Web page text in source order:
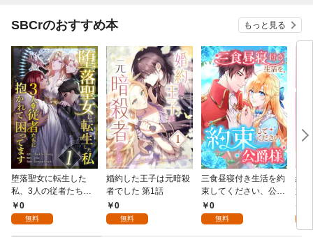
SBCrのおすすめ本 もっと見る
堕落聖女に転生した
私、3人の従者たちに
抱かれて困ってます 第
1話
0
無料
婚約した王子は元暗殺
者でした 第1話
0
無料
三食昼寝付き生活を約
束してください、公爵
様 1話
0
無料
絶
嬢
行